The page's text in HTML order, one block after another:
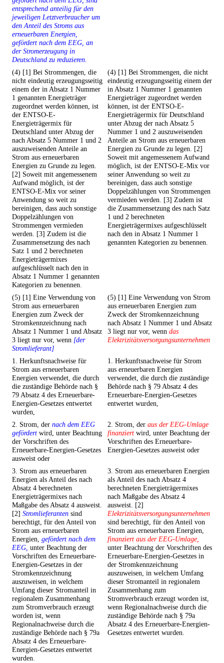
entsprechend anteilig für den
jeweiligen Letztverbraucher um
den Anteil des Stroms aus
erneuerbaren Energien,
gefördert nach dem EEG, an
der Stromerzeugung in
Deutschland zu reduzieren.
(4) [1] Bei Strommengen, die
nicht eindeutig erzeugungsseitig
einem der in Absatz 1 Nummer
1 genannten Energieträger
zugeordnet werden können, ist
der ENTSO-E-
Energieträgermix für
Deutschland unter Abzug der
nach Absatz 5 Nummer 1 und 2
auszuweisenden Anteile an
Strom aus erneuerbaren
Energien zu Grunde zu legen.
[2] Soweit mit angemessenem
Aufwand möglich, ist der
ENTSO-E-Mix vor seiner
Anwendung so weit zu
bereinigen, dass auch sonstige
Doppelzählungen von
Strommengen vermieden
werden. [3] Zudem ist die
Zusammensetzung des nach
Satz 1 und 2 berechneten
Energieträgermixes
aufgeschlüsselt nach den in
Absatz 1 Nummer 1 genannten
Kategorien zu benennen.
(4) [1] Bei Strommengen, die nicht
eindeutig erzeugungsseitig einem der
in Absatz 1 Nummer 1 genannten
Energieträger zugeordnet werden
können, ist der ENTSO-E-
Energieträgermix für Deutschland
unter Abzug der nach Absatz 5
Nummer 1 und 2 auszuweisenden
Anteile an Strom aus erneuerbaren
Energien zu Grunde zu legen. [2]
Soweit mit angemessenem Aufwand
möglich, ist der ENTSO-E-Mix vor
seiner Anwendung so weit zu
bereinigen, dass auch sonstige
Doppelzählungen von Strommengen
vermieden werden. [3] Zudem ist
die Zusammensetzung des nach Satz
1 und 2 berechneten
Energieträgermixes aufgeschlüsselt
nach den in Absatz 1 Nummer 1
genannten Kategorien zu benennen.
(5) [1] Eine Verwendung von
Strom aus erneuerbaren
Energien zum Zweck der
Stromkennzeichnung nach
Absatz 1 Nummer 1 und Absatz
3 liegt nur vor, wenn [der
Stromlieferant]
(5) [1] Eine Verwendung von Strom
aus erneuerbaren Energien zum
Zweck der Stromkennzeichnung
nach Absatz 1 Nummer 1 und Absatz
3 liegt nur vor, wenn das
Elektrizitätsversorgungsunternehmen
1. Herkunftsnachweise für
Strom aus erneuerbaren
Energien verwendet, die durch
die zuständige Behörde nach §
79 Absatz 4 des Erneuerbare-
Energien-Gesetzes entwertet
wurden,
1. Herkunftsnachweise für Strom
aus erneuerbaren Energien
verwendet, die durch die zuständige
Behörde nach § 79 Absatz 4 des
Erneuerbare-Energien-Gesetzes
entwertet wurden,
2. Strom, der nach dem EEG
gefördert wird, unter Beachtung
der Vorschriften des
Erneuerbare-Energien-Gesetzes
ausweist oder
2. Strom, der aus der EEG-Umlage
finanziert wird, unter Beachtung der
Vorschriften des Erneuerbare-
Energien-Gesetzes ausweist oder
3. Strom aus erneuerbaren
Energien als Anteil des nach
Absatz 4 berechneten
Energieträgermixes nach
Maßgabe des Absatz 4 ausweist.
[2] Stromlieferanten sind
berechtigt, für den Anteil von
Strom aus erneuerbaren
Energien, gefördert nach dem
EEG, unter Beachtung der
Vorschriften des Erneuerbare-
Energien-Gesetzes in der
Stromkennzeichnung
auszuweisen, in welchem
Umfang dieser Stromanteil in
regionalem Zusammenhang
zum Stromverbrauch erzeugt
worden ist, wenn
Regionalnachweise durch die
zuständige Behörde nach § 79a
Absatz 4 des Erneuerbare-
Energien-Gesetzes entwertet
wurden.
3. Strom aus erneuerbaren Energien
als Anteil des nach Absatz 4
berechneten Energieträgermixes
nach Maßgabe des Absatz 4
ausweist. [2]
Elektrizitätsversorgungsunternehmen
sind berechtigt, für den Anteil von
Strom aus erneuerbaren Energien,
finanziert aus der EEG-Umlage,
unter Beachtung der Vorschriften des
Erneuerbare-Energien-Gesetzes in
der Stromkennzeichnung
auszuweisen, in welchem Umfang
dieser Stromanteil in regionalem
Zusammenhang zum
Stromverbrauch erzeugt worden ist,
wenn Regionalnachweise durch die
zuständige Behörde nach § 79a
Absatz 4 des Erneuerbare-Energien-
Gesetzes entwertet wurden.